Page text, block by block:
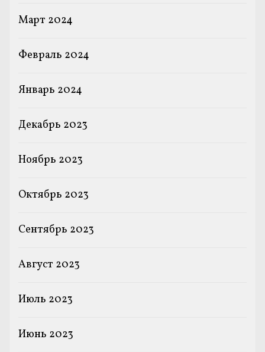
Март 2024
Февраль 2024
Январь 2024
Декабрь 2023
Ноябрь 2023
Октябрь 2023
Сентябрь 2023
Август 2023
Июль 2023
Июнь 2023